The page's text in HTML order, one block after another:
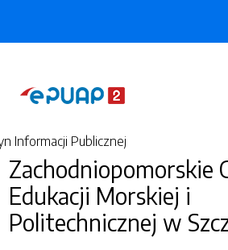
Informacji Publicznej
Zachodniopomorskie
Edukacji Morskiej i
Politechnicznej w